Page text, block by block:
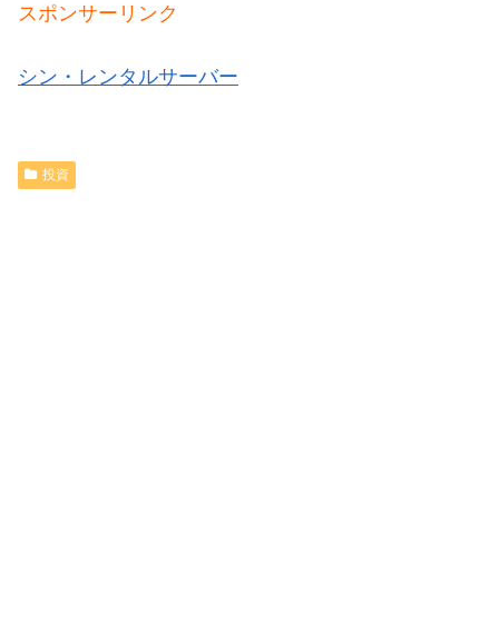
スポンサーリンク
シン・レンタルサーバー
投資